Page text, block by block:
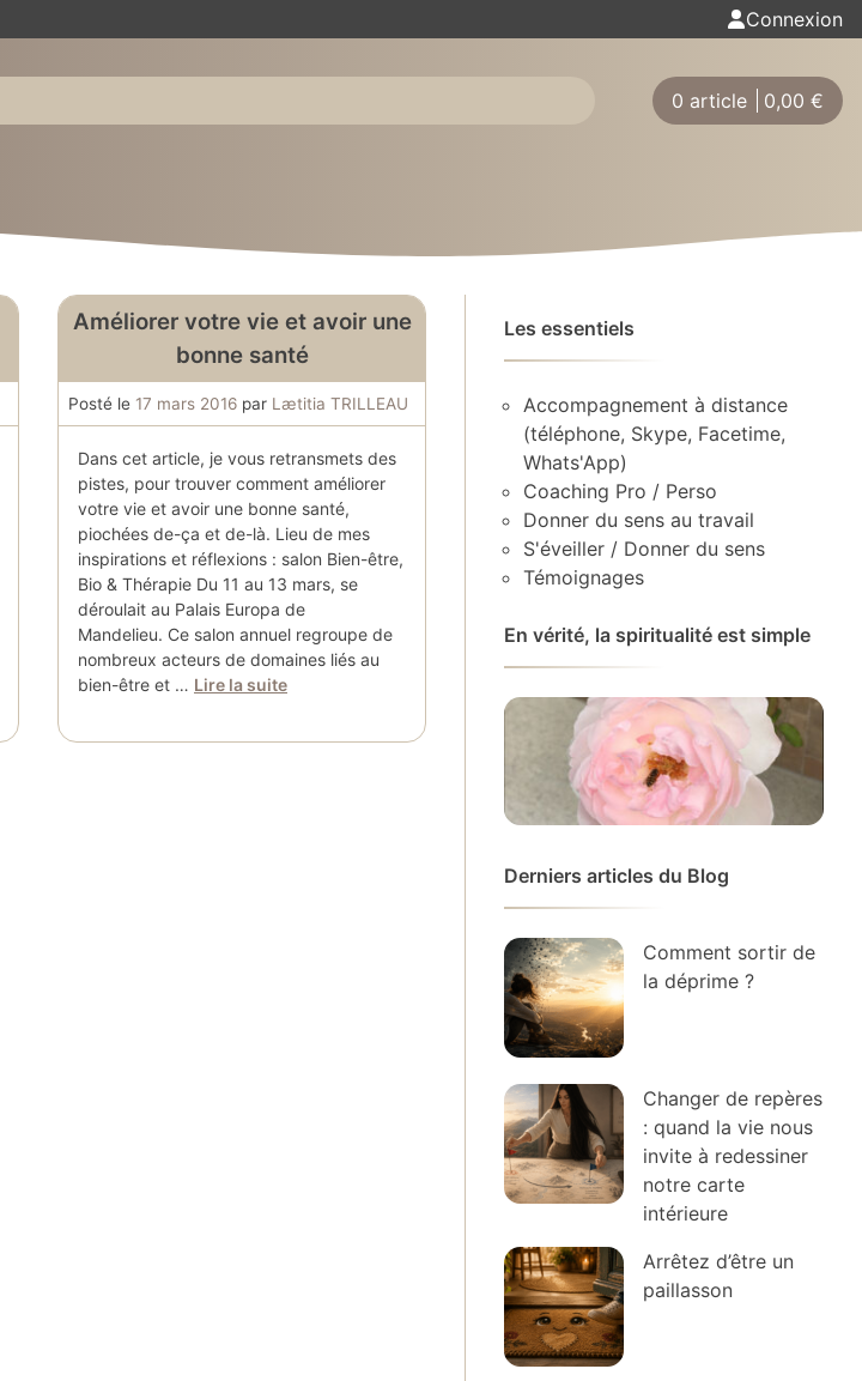
Connexion
0 article 0,00 €
Améliorer votre vie et avoir une
bonne santé
Posté le 17 mars 2016 par Lætitia TRILLEAU
Dans cet article, je vous retransmets des
pistes, pour trouver comment améliorer
votre vie et avoir une bonne santé,
piochées de-ça et de-là. Lieu de mes
inspirations et réflexions : salon Bien-être,
Bio & Thérapie Du 11 au 13 mars, se
déroulait au Palais Europa de
Mandelieu. Ce salon annuel regroupe de
nombreux acteurs de domaines liés au
bien-être et … Lire la suite
Les essentiels
Accompagnement à distance
(téléphone, Skype, Facetime,
Whats'App)
Coaching Pro / Perso
Donner du sens au travail
S'éveiller / Donner du sens
Témoignages
En vérité, la spiritualité est simple
Derniers articles du Blog
Comment sortir de
la déprime ?
Changer de repères
: quand la vie nous
invite à redessiner
notre carte
intérieure
Arrêtez d’être un
paillasson